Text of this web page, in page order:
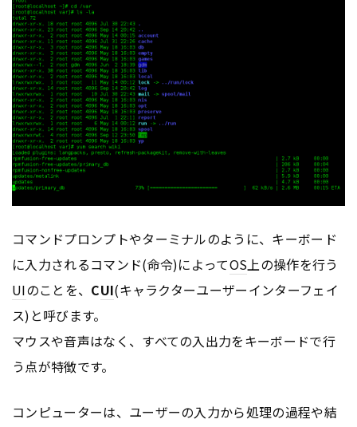
コマンドプロンプトやターミナルのように、キーボード
に入力されるコマンド(命令)によってOS上の操作を行う
UIのことを、 CUI(キャラクターユーザーインターフェイ
ス)と呼びます。
マウスや音声はなく、すべての入出力をキーボードで行
う点が特徴です。
コンピューターは、ユーザーの入力から処理の過程や結